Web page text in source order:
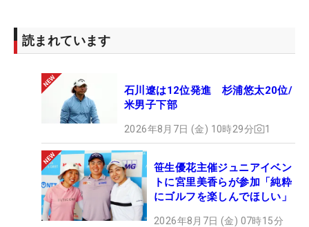
読まれています
石川遼は12位発進 杉浦悠太20位/
米男子下部
2026年8月7日 (金) 10時29分 1
笹生優花主催ジュニアイベン
トに宮里美香らが参加「純粋
にゴルフを楽しんでほしい」
2026年8月7日 (金) 07時15分